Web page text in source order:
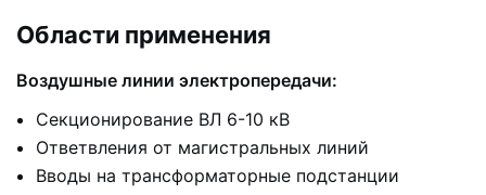
Области применения
Воздушные линии электропередачи:
Секционирование ВЛ 6-10 кВ
Ответвления от магистральных линий
Вводы на трансформаторные подстанции